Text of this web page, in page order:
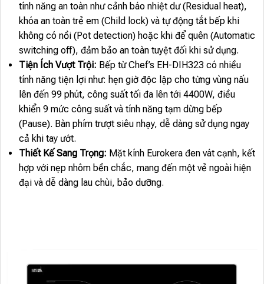
tính năng an toàn như cảnh báo nhiệt dư (Residual heat),
khóa an toàn trẻ em (Child lock) và tự động tắt bếp khi
không có nồi (Pot detection) hoặc khi để quên (Automatic
switching off), đảm bảo an toàn tuyệt đối khi sử dụng.
Tiện Ích Vượt Trội: Bếp từ Chef’s EH-DIH323 có nhiều
tính năng tiện lợi như: hẹn giờ độc lập cho từng vùng nấu
lên đến 99 phút, công suất tối đa lên tới 4400W, điều
khiển 9 mức công suất và tính năng tạm dừng bếp
(Pause). Bàn phím trượt siêu nhạy, dễ dàng sử dụng ngay
cả khi tay ướt.
Thiết Kế Sang Trọng: Mặt kính Eurokera đen vát cạnh, kết
hợp với nẹp nhôm bền chắc, mang đến một vẻ ngoài hiện
đại và dễ dàng lau chùi, bảo dưỡng.